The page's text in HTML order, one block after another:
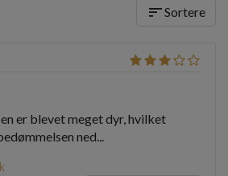
sortSortere
er blevet meget dyr, hvilket
ned...